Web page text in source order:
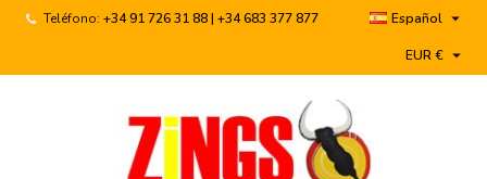
Teléfono: +34 91 726 31 88 | +34 683 377 877 Español 
EUR € 